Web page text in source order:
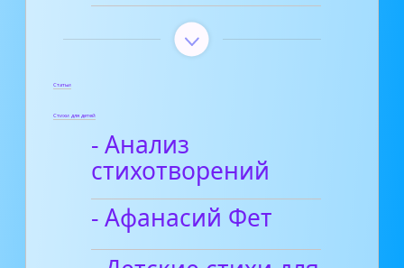
Статьи
Стихи для детей
- Анализ
стихотворений
- Афанасий Фет